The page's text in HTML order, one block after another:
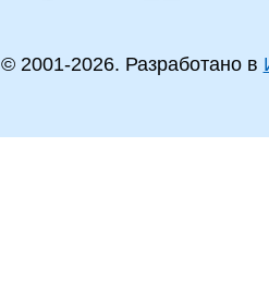
© 2001-2026. Разработано в